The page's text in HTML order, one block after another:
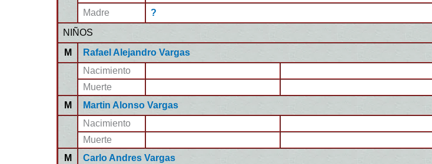
Madre
?
NIÑOS
M
Rafael Alejandro Vargas
Nacimiento
Muerte
M
Martin Alonso Vargas
Nacimiento
Muerte
M
Carlo Andres Vargas